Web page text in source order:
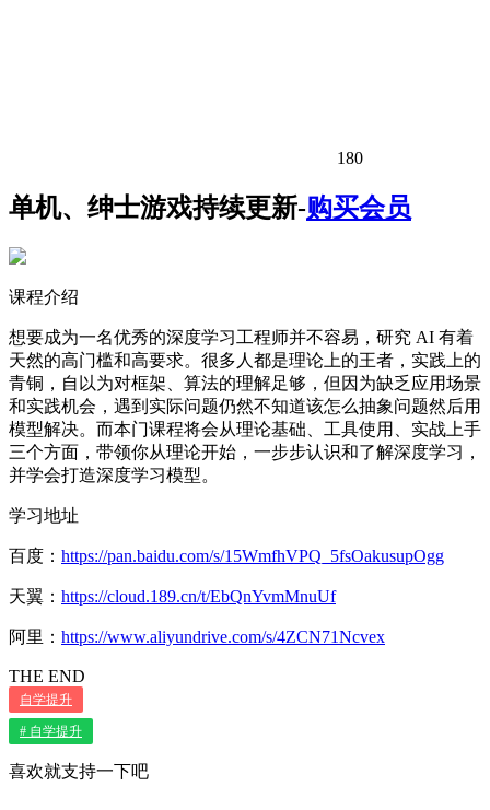
180
单机、绅士游戏持续更新-购买会员
课程介绍
想要成为一名优秀的深度学习工程师并不容易，研究 AI 有着
天然的高门槛和高要求。很多人都是理论上的王者，实践上的
青铜，自以为对框架、算法的理解足够，但因为缺乏应用场景
和实践机会，遇到实际问题仍然不知道该怎么抽象问题然后用
模型解决。而本门课程将会从理论基础、工具使用、实战上手
三个方面，带领你从理论开始，一步步认识和了解深度学习，
并学会打造深度学习模型。
学习地址
百度： https://pan.baidu.com/s/15WmfhVPQ_5fsOakusupOgg
天翼： https://cloud.189.cn/t/EbQnYvmMnuUf
阿里： https://www.aliyundrive.com/s/4ZCN71Ncvex
THE END
自学提升
# 自学提升
喜欢就支持一下吧